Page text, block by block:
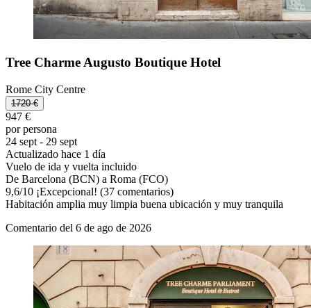
Tree Charme Augusto Boutique Hotel
Rome City Centre
1720 €
947 €
por persona
24 sept - 29 sept
Actualizado hace 1 día
Vuelo de ida y vuelta incluido
De Barcelona (BCN) a Roma (FCO)
9,6/10 ¡Excepcional! (37 comentarios)
Habitación amplia muy limpia buena ubicación y muy tranquila
Comentario del 6 de ago de 2026